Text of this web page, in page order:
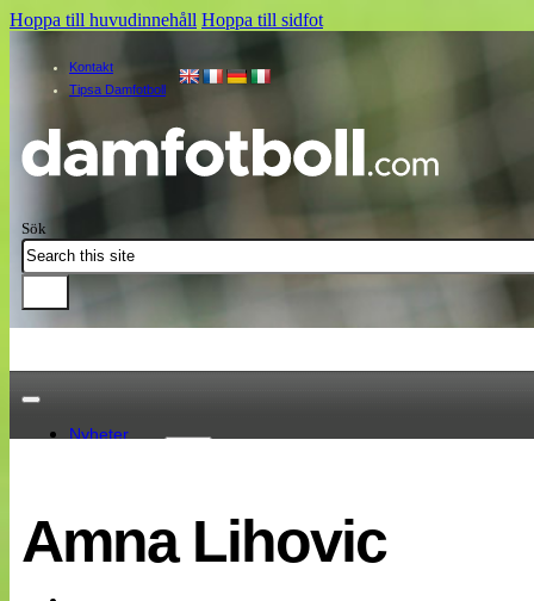
Hoppa till huvudinnehåll Hoppa till sidfot
Kontakt
Tipsa Damfotboll
Sök
Nyheter
EM 2013
Internationellt
Amna Lihovic